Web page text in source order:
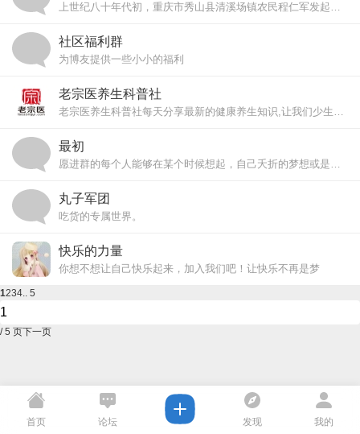
上世纪八十年代初，重庆市秀山县清溪场镇农民程仁军发起成立了《泥土》文学社，程仁寅、程安山、程明跃、程桃仙、程明芬、程健、舒俊福、杨 ...
社区福利群
为博友提供一些小小的福利
交友潜规则
1，文明礼貌
老宗医养生科普社
老宗医养生科普社每天分享最新的健康养生知识,让我们少生病,更健康!
最初
愿进群的每个人能够在某个时候想起，自己夭折的梦想或是一直未能实现的遗憾，然后跟随自己的心，走下去，勿忘初心，方得始终…… ...
丸子军团
吃货的专属世界。
快乐的力量
你想不想让自己快乐起来，加入我们吧！让快乐不再是梦
1234.. 5
/ 5 页下一页
首页 论坛 发现 我的